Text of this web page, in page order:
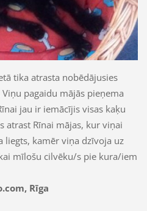
tika atrasta nobēdājusies
pagaidu mājās pieņema
jau ir iemācījis visas kaķu
atrast Rīnai mājas, kur viņai
liegts, kamēr viņa dzīvoja uz
mīlošu cilvēku/s pie kura/iem
Rīga